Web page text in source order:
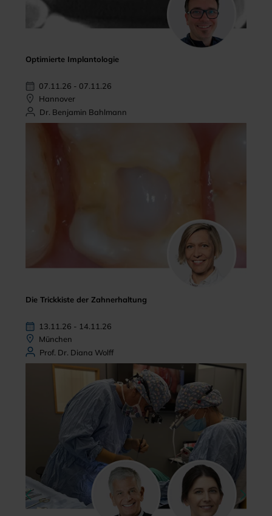
Optimierte Implantologie
07.11.26 - 07.11.26
Hannover
Dr. Benjamin Bahlmann
Die Trickkiste der Zahnerhaltung
13.11.26 - 14.11.26
München
Prof. Dr. Diana Wolff